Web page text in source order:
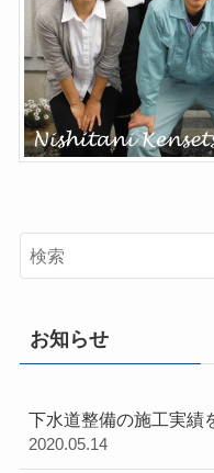
お知らせ
下水道整備の施工実績
2020.05.14